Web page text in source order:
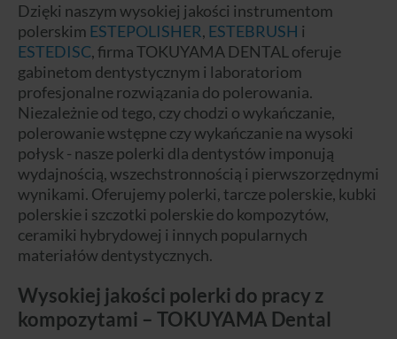
Dzięki naszym wysokiej jakości instrumentom
polerskim ESTEPOLISHER, ESTEBRUSH i
ESTEDISC, firma TOKUYAMA DENTAL oferuje
gabinetom dentystycznym i laboratoriom
profesjonalne rozwiązania do polerowania.
Niezależnie od tego, czy chodzi o wykańczanie,
polerowanie wstępne czy wykańczanie na wysoki
połysk - nasze polerki dla dentystów imponują
wydajnością, wszechstronnością i pierwszorzędnymi
wynikami. Oferujemy polerki, tarcze polerskie, kubki
polerskie i szczotki polerskie do kompozytów,
ceramiki hybrydowej i innych popularnych
materiałów dentystycznych.
Wysokiej jakości polerki do pracy z
kompozytami – TOKUYAMA Dental